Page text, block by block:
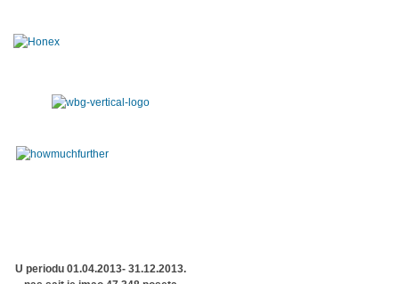
U periodu 01.04.2013- 31.12.2013.